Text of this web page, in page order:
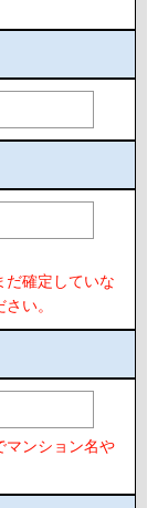
確定していな
い。
マンション名や